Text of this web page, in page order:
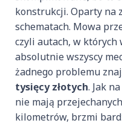
konstrukcji. Oparty na
schematach. Mowa
czyli autach, w których
absolutnie wszyscy
żadnego problemu
tysięcy złotych. Jak
nie mają
kilometrów, brzmi